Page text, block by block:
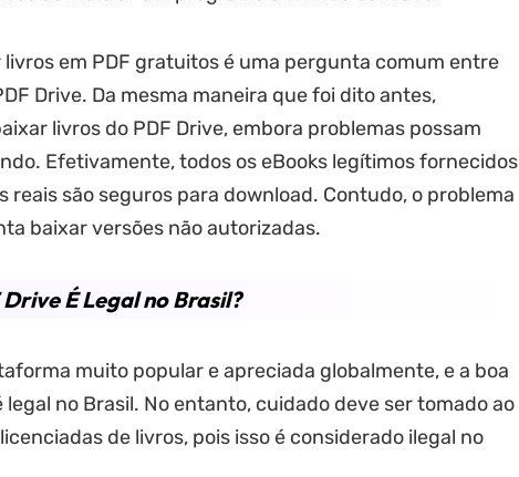
em PDF gratuitos é uma pergunta comum entre
Drive. Da mesma maneira que foi dito antes,
livros do PDF Drive, embora problemas possam
Efetivamente, todos os eBooks legítimos fornecidos
reais são seguros para download. Contudo, o problema
baixar versões não autorizadas.
É Legal no Brasil?
muito popular e apreciada globalmente, e a boa
legal no Brasil. No entanto, cuidado deve ser tomado ao
de livros, pois isso é considerado ilegal no